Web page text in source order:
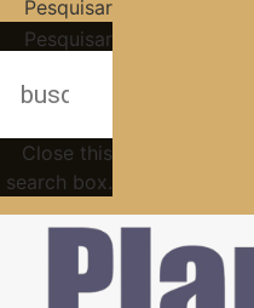
Pesquisar
Pesquisar
Close this
search box.